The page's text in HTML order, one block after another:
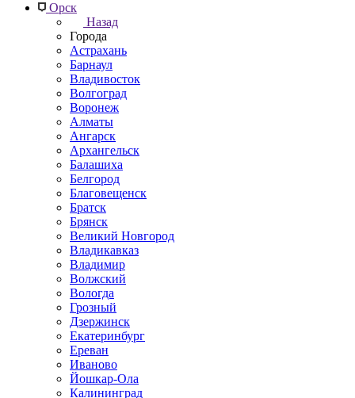
Орск
Назад
Города
Астрахань
Барнаул
Владивосток
Волгоград
Воронеж
Алматы
Ангарск
Архангельск
Балашиха
Белгород
Благовещенск
Братск
Брянск
Великий Новгород
Владикавказ
Владимир
Волжский
Вологда
Грозный
Дзержинск
Екатеринбург
Ереван
Иваново
Йошкар-Ола
Калининград